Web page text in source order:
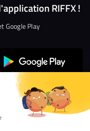
RIFFX !
Google Play
des cookies